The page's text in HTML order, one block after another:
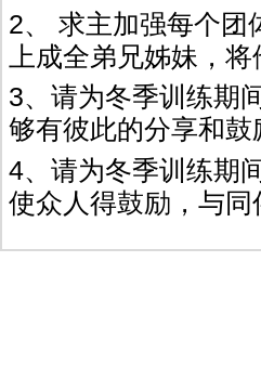
2、 求主加强每个团
上成全弟兄姊妹，
3、请为冬季训练期
够有彼此的分享和鼓
4、请为冬季训练期
使众人得鼓励，与同